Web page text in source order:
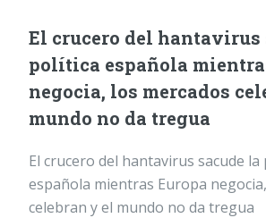
El crucero del hantavirus
política española
negocia, los mercados
mundo no da tregua
El crucero del hantavirus sacude la
española mientras Europa
celebran y el mundo no da tregua